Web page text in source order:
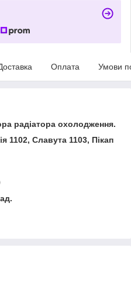
Оплата Умови
радіатора охолодження.
1102, Славута 1103, Пікап